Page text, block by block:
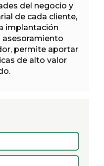
del negocio y
de cada cliente,
implantación
asesoramiento
permite aportar
de alto valor